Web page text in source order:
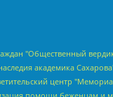
Вячеславович, Клепиковская Екатерина Дмитриевна, Общество с ограниченной ответственностью "МЕМО", Перл Роман Александрович, Симонов Евгений Алексеевич, Соловьева Елена Анатольевна, Сотников Даниил Владимирович, Сурначева Елизавета Дмитриевна, Автономная некоммерческая организация по защите прав человека и информированию населения "Якутия – Наше Мнение", Общество с ограниченной ответственностью "Москоу диджитал медиа", с 26.01.2023 Общество с ограниченной ответственностью "Чайка Белые сады", Ветошкина Валерия Валерьевна, Заговора Максим Александрович, Межрегиональное общественное движение "Российская ЛГБТ - сеть", Оленичев Максим Владимирович, Павлов Иван Юрьевич, Скворцова Елена Сергеевна, Общество с ограниченной ответственностью "Как бы инагент", Кочетков Игорь Викторович, Общество с ограниченной ответственностью "Честные выборы", Еланчик Олег Александрович, Общество с ограниченной ответственностью "Нобелевский призыв", Гималова Регина Эмилевна, Григорьев Андрей Валерьевич, Григорьева Алина Александровна, Ассоциация по содействию защите прав